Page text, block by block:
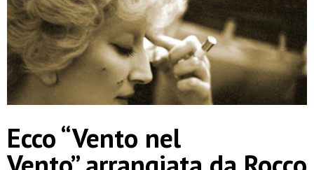
Ecco “Vento nel